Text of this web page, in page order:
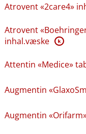
Atrovent «2care4»
Atrovent
inhal.væske K
Attentin «Medice»
Augmentin
Augmentin